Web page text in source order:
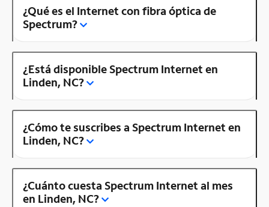
¿Qué es el Internet con fibra óptica de
Spectrum?
¿Está disponible Spectrum Internet en
Linden, NC?
¿Cómo te suscribes a Spectrum Internet en
Linden, NC?
¿Cuánto cuesta Spectrum Internet al mes
en Linden, NC?